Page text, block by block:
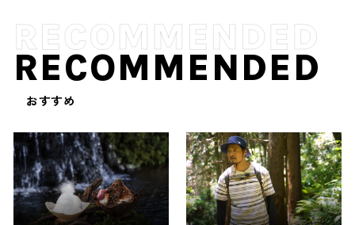
RECOMMENDED
おすすめ